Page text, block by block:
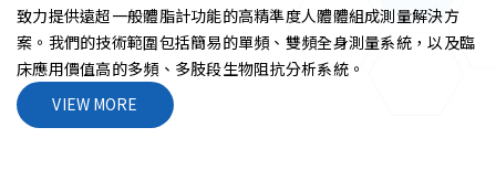
致力提供遠超一般體脂計功能的高精準度人體體組成測量解決方
案。我們的技術範圍包括簡易的單頻、雙頻全身測量系統，以及臨
床應用價值高的多頻、多肢段生物阻抗分析系統。
VIEW MORE